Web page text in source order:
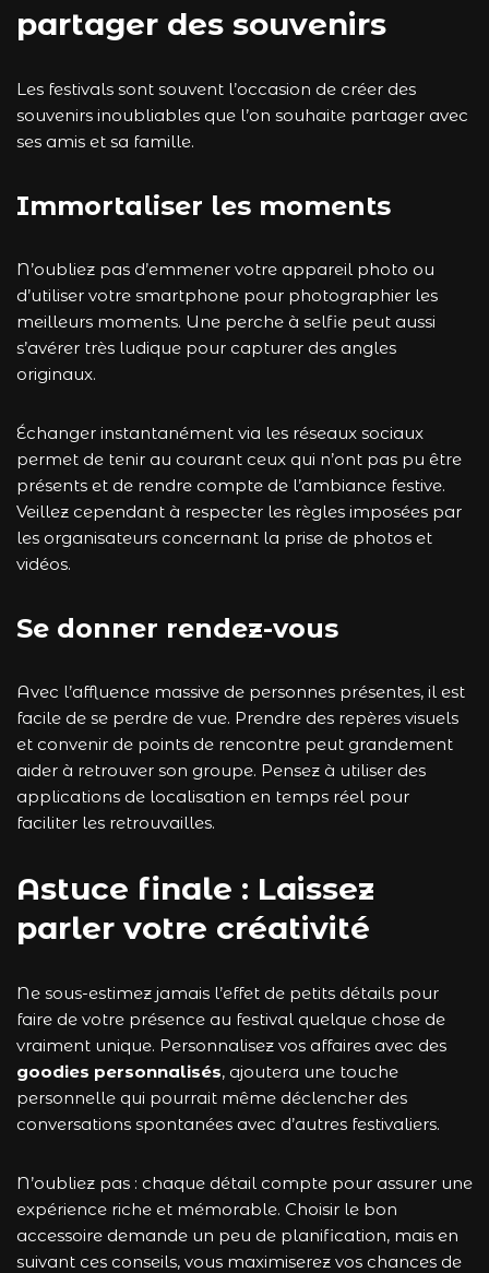
partager des souvenirs
Les festivals sont souvent l’occasion de créer des
souvenirs inoubliables que l’on souhaite partager avec
ses amis et sa famille.
Immortaliser les moments
N’oubliez pas d’emmener votre appareil photo ou
d’utiliser votre smartphone pour photographier les
meilleurs moments. Une perche à selfie peut aussi
s’avérer très ludique pour capturer des angles
originaux.
Échanger instantanément via les réseaux sociaux
permet de tenir au courant ceux qui n’ont pas pu être
présents et de rendre compte de l’ambiance festive.
Veillez cependant à respecter les règles imposées par
les organisateurs concernant la prise de photos et
vidéos.
Se donner rendez-vous
Avec l’affluence massive de personnes présentes, il est
facile de se perdre de vue. Prendre des repères visuels
et convenir de points de rencontre peut grandement
aider à retrouver son groupe. Pensez à utiliser des
applications de localisation en temps réel pour
faciliter les retrouvailles.
Astuce finale : Laissez
parler votre créativité
Ne sous-estimez jamais l’effet de petits détails pour
faire de votre présence au festival quelque chose de
vraiment unique. Personnalisez vos affaires avec des
goodies personnalisés, ajoutera une touche
personnelle qui pourrait même déclencher des
conversations spontanées avec d’autres festivaliers.
N’oubliez pas : chaque détail compte pour assurer une
expérience riche et mémorable. Choisir le bon
accessoire demande un peu de planification, mais en
suivant ces conseils, vous maximiserez vos chances de